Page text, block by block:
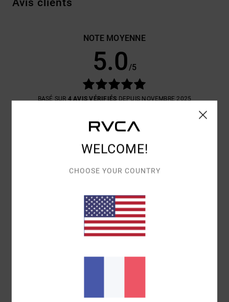
Avis clients
NOTE MOYENNE
5.0/5
BASÉ SUR4 AVIS VÉRIFIÉSDEPUIS NOVEMBRE 2025
COLORIS
5.0
WELCOME!
CHOOSE YOUR COUNTRY